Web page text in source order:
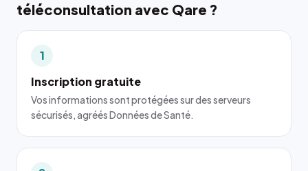
téléconsultation avec Qare ?
1
Inscription gratuite
Vos informations sont protégées sur des serveurs
sécurisés, agréés Données de Santé.